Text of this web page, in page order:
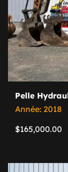
Pelle
Année: 2018
$165,000.00